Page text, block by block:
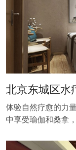
北京东城区水
体验自然疗愈的力
中享受瑜伽和桑拿